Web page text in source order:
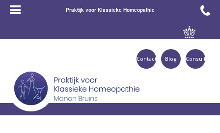
Praktijk voor Klassieke Homeopathie
Consult
Blog
Contact